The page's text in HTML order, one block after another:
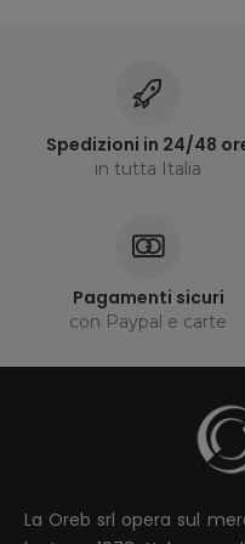
Spedizioni in 24/48
in tutta Italia
Pagamenti sicuri
con Paypal e carte
La Oreb srl opera sul